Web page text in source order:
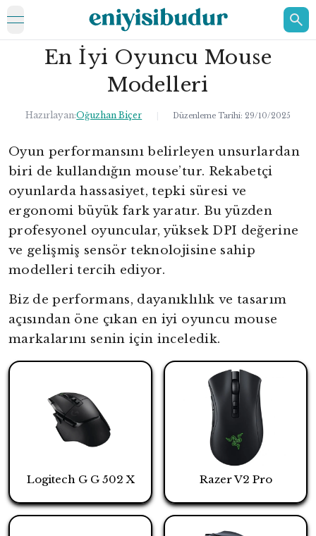
open navigation menu
ELEKTRONİK
KOZMETİK
HAKKIMIZDA
İLETİŞİM
En İyi Oyuncu Mouse
Modelleri
Hazırlayan:Oğuzhan Biçer Düzenleme Tarihi: 29/10/2025
Oyun performansını belirleyen unsurlardan
biri de kullandığın mouse’tur. Rekabetçi
oyunlarda hassasiyet, tepki süresi ve
ergonomi büyük fark yaratır. Bu yüzden
profesyonel oyuncular, yüksek DPI değerine
ve gelişmiş sensör teknolojisine sahip
modelleri tercih ediyor.
Biz de performans, dayanıklılık ve tasarım
açısından öne çıkan en iyi oyuncu mouse
markalarını senin için inceledik.
Logitech G G 502 X Razer V2 Pro